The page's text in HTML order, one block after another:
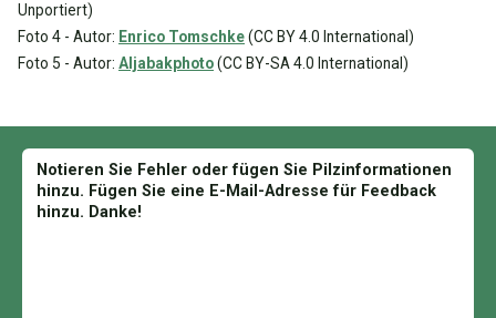
Unportiert)
Foto 4 - Autor: Enrico Tomschke(CC BY 4.0 International)
Foto 5 - Autor: Aljabakphoto(CC BY-SA 4.0 International)